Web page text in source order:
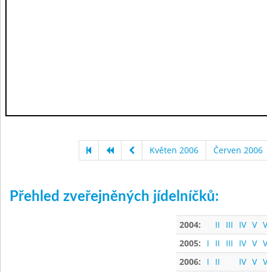
Květen 2006 Červen 2006
Přehled zveřejněných jídelníčků:
2004: II III IV V
2005:
I II III IV V
2006:
I II IV V